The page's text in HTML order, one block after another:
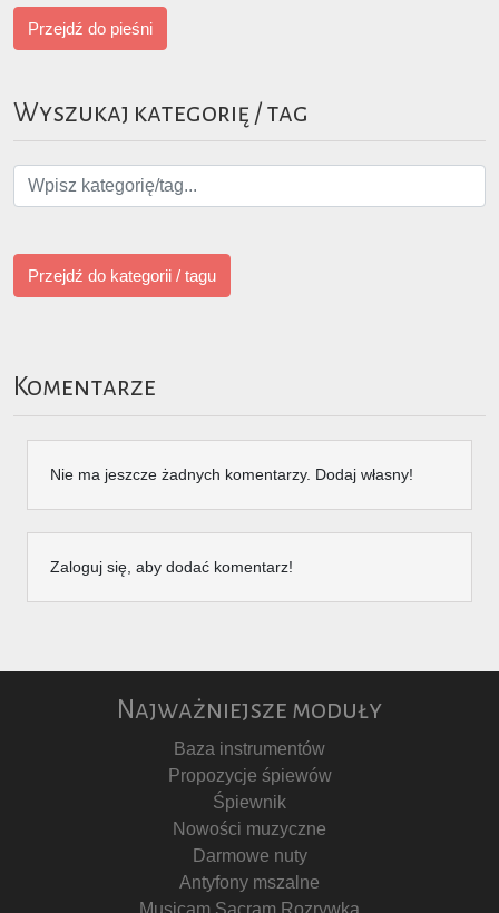
Przejdź do pieśni
Wyszukaj kategorię / tag
Przejdź do kategorii / tagu
Komentarze
Nie ma jeszcze żadnych komentarzy. Dodaj własny!
Zaloguj się, aby dodać komentarz!
Najważniejsze moduły
Baza instrumentów
Propozycje śpiewów
Śpiewnik
Nowości muzyczne
Darmowe nuty
Antyfony mszalne
Musicam Sacram Rozrywka